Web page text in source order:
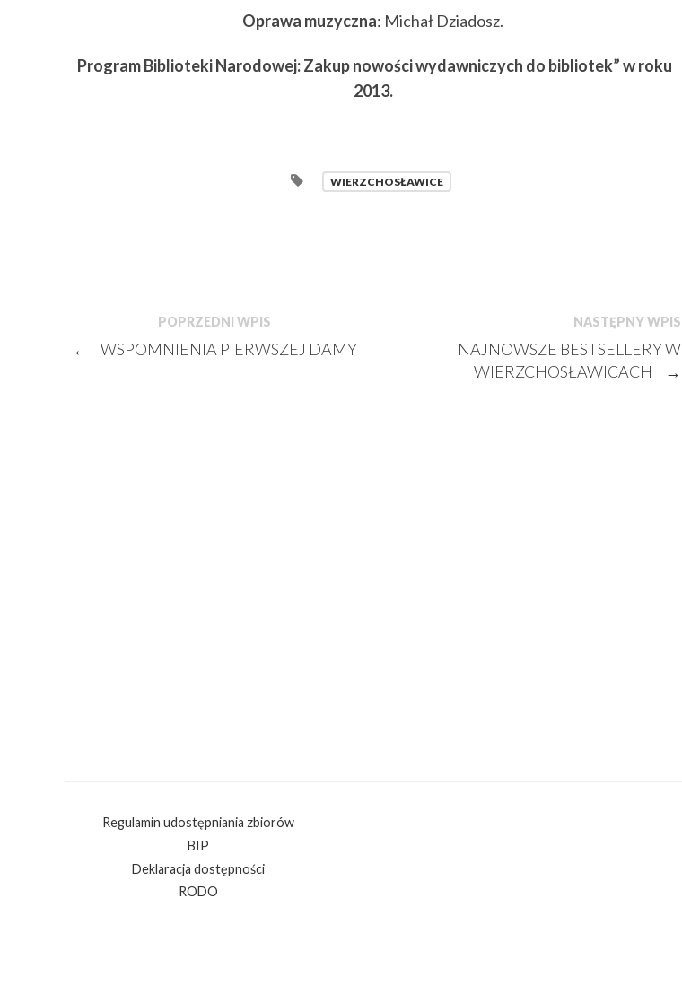
Oprawa muzyczna: Michał Dziadosz.
Program Biblioteki Narodowej: Zakup nowości wydawniczych do bibliotek” w roku
2013.
WIERZCHOSŁAWICE
POPRZEDNI WPIS
← WSPOMNIENIA PIERWSZEJ DAMY
NASTĘPNY WPIS
NAJNOWSZE BESTSELLERY W
WIERZCHOSŁAWICACH
→
Regulamin udostępniania zbiorów
BIP
Deklaracja dostępności
RODO